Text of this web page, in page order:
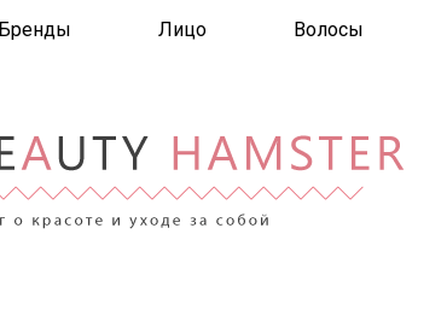
Бренды Лицо Волосы